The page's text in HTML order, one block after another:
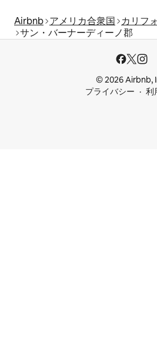
Airbnb アメリカ合衆国
カリフ
サン・バーナーディーノ郡
© 2026 Airbnb,
プライバシー
利